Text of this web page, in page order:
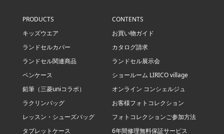
PRODUCTS
キッズウエア
ランドセルカバー
ランドセル関連商品
ペンケース
鉛筆（三菱uniコラボ）
ラクリンバッグ
レッスン・シューズバッグ
タブレットケース
CONTENTS
お買い物ガイド
カタログ請求
ランドセル展示会
ショールーム LIRICO village
オンライン コンシェルジュ
お客様フォトコレクション
フォトコレクションご参加方法
6年間修理無料保証サービス